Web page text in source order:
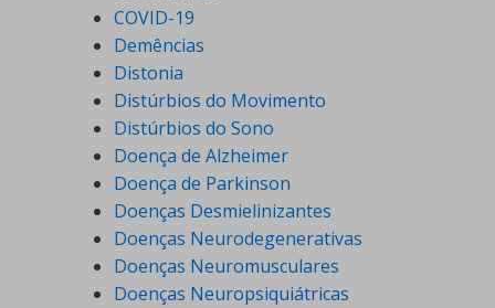
COVID-19
Demências
Distonia
Distúrbios do Movimento
Distúrbios do Sono
Doença de Alzheimer
Doença de Parkinson
Doenças Desmielinizantes
Doenças Neurodegenerativas
Doenças Neuromusculares
Doenças Neuropsiquiátricas